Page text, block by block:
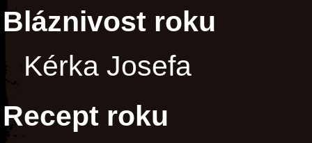
Bláznivost roku
Kérka Josefa
Recept roku